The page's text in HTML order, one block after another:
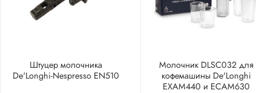
Штуцер молочника
De'Longhi-Nespresso EN510
Молочник DLSC032 для
кофемашины De'Longhi
EXAM440 и ECAM630